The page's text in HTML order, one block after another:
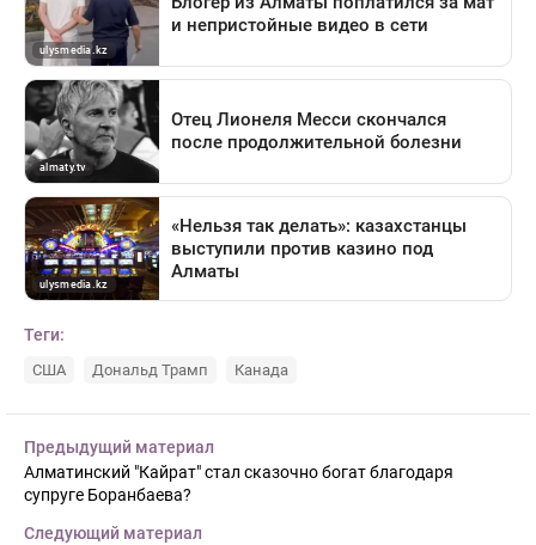
Теги:
США Дональд Трамп Канада
Предыдущий материал
Алматинский "Кайрат" стал сказочно богат благодаря
супруге Боранбаева?
Следующий материал